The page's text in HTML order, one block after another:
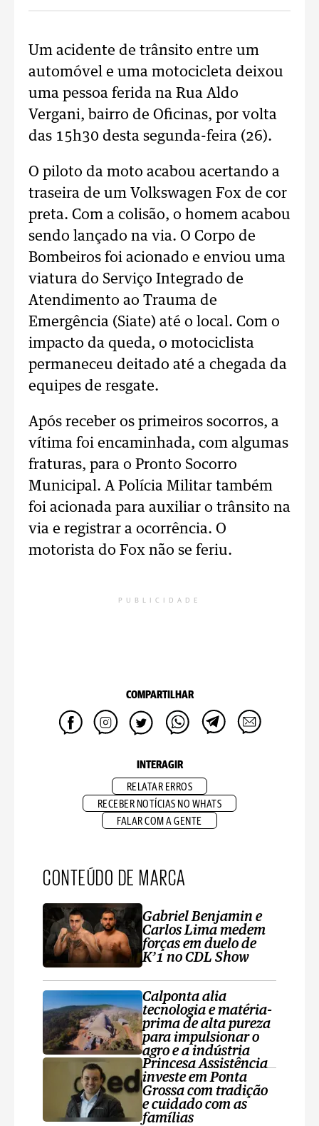
Um acidente de trânsito entre um
automóvel e uma motocicleta deixou
uma pessoa ferida na Rua Aldo
Vergani, bairro de Oficinas, por volta
das 15h30 desta segunda-feira (26).
O piloto da moto acabou acertando a
traseira de um Volkswagen Fox de cor
preta. Com a colisão, o homem acabou
sendo lançado na via. O Corpo de
Bombeiros foi acionado e enviou uma
viatura do Serviço Integrado de
Atendimento ao Trauma de
Emergência (Siate) até o local. Com o
impacto da queda, o motociclista
permaneceu deitado até a chegada da
equipes de resgate.
Após receber os primeiros socorros, a
vítima foi encaminhada, com algumas
fraturas, para o Pronto Socorro
Municipal. A Polícia Militar também
foi acionada para auxiliar o trânsito na
via e registrar a ocorrência. O
motorista do Fox não se feriu.
PUBLICIDADE
COMPARTILHAR
INTERAGIR
RELATAR ERROS
RECEBER NOTÍCIAS NO WHATS
FALAR COM A GENTE
CONTEÚDO DE MARCA
Gabriel Benjamin e
Carlos Lima medem
forças em duelo de
K’1 no CDL Show
Calponta alia
tecnologia e matéria-
prima de alta pureza
para impulsionar o
agro e a indústria
Princesa Assistência
investe em Ponta
Grossa com tradição
e cuidado com as
famílias